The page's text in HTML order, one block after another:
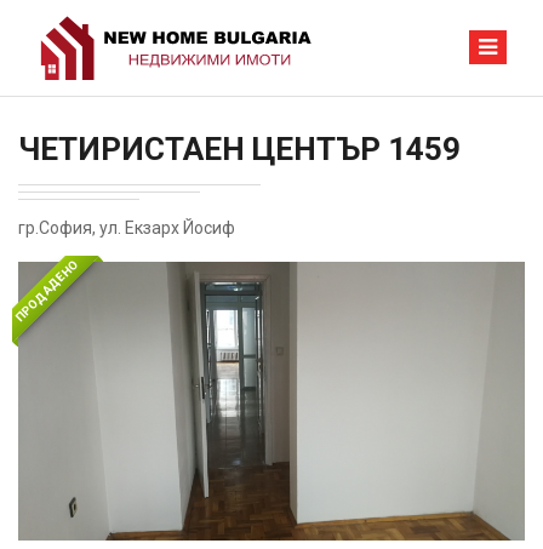
ЧЕТИРИСТАЕН ЦЕНТЪР 1459
гр.София, ул. Екзарх Йосиф
ПРОДАДЕНО